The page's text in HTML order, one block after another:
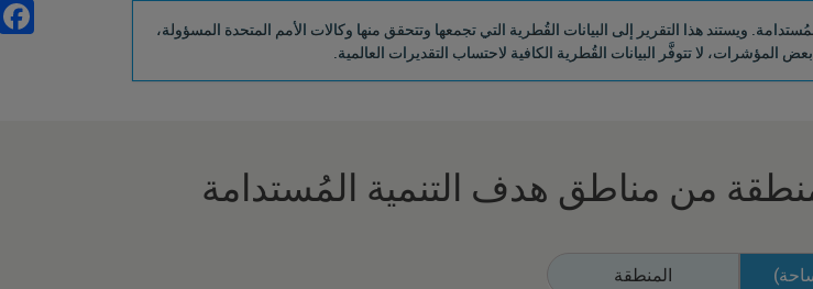
المُحرَز نحو تحقيق الهدف 6 من أهداف التنمية المُستدامة. ويستند هذا التقرير إلى البيانات القُطرية التي تجمعها وتتحقق منها وكالات الأمم المتحدة المسؤولة،
المؤشرات، لا تتوفَّر البيانات القُطرية الكافية لاحتساب التقديرات العالمية.
من مناطق هدف التنمية المُستدامة
المنطقة